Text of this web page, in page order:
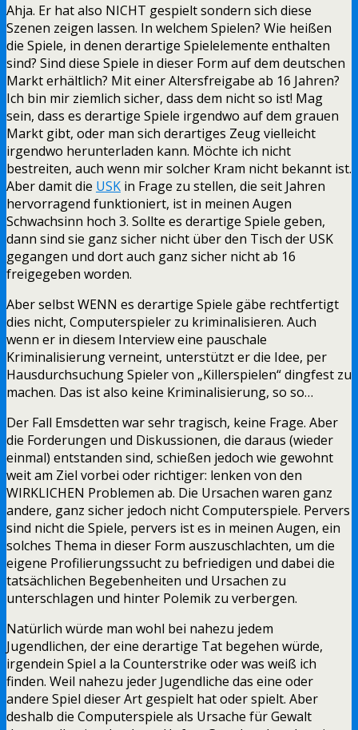
Ahja. Er hat also NICHT gespielt sondern sich diese
Szenen zeigen lassen. In welchem Spielen? Wie heißen
die Spiele, in denen derartige Spielelemente enthalten
sind? Sind diese Spiele in dieser Form auf dem deutschen
Markt erhältlich? Mit einer Altersfreigabe ab 16 Jahren?
Ich bin mir ziemlich sicher, dass dem nicht so ist! Mag
sein, dass es derartige Spiele irgendwo auf dem grauen
Markt gibt, oder man sich derartiges Zeug vielleicht
irgendwo herunterladen kann. Möchte ich nicht
bestreiten, auch wenn mir solcher Kram nicht bekannt ist.
Aber damit die USK in Frage zu stellen, die seit Jahren
hervorragend funktioniert, ist in meinen Augen
Schwachsinn hoch 3. Sollte es derartige Spiele geben,
dann sind sie ganz sicher nicht über den Tisch der USK
gegangen und dort auch ganz sicher nicht ab 16
freigegeben worden.
Aber selbst WENN es derartige Spiele gäbe rechtfertigt
dies nicht, Computerspieler zu kriminalisieren. Auch
wenn er in diesem Interview eine pauschale
Kriminalisierung verneint, unterstützt er die Idee, per
Hausdurchsuchung Spieler von „Killerspielen“ dingfest zu
machen. Das ist also keine Kriminalisierung, so so…
Der Fall Emsdetten war sehr tragisch, keine Frage. Aber
die Forderungen und Diskussionen, die daraus (wieder
einmal) entstanden sind, schießen jedoch wie gewohnt
weit am Ziel vorbei oder richtiger: lenken von den
WIRKLICHEN Problemen ab. Die Ursachen waren ganz
andere, ganz sicher jedoch nicht Computerspiele. Pervers
sind nicht die Spiele, pervers ist es in meinen Augen, ein
solches Thema in dieser Form auszuschlachten, um die
eigene Profilierungssucht zu befriedigen und dabei die
tatsächlichen Begebenheiten und Ursachen zu
unterschlagen und hinter Polemik zu verbergen.
Natürlich würde man wohl bei nahezu jedem
Jugendlichen, der eine derartige Tat begehen würde,
irgendein Spiel a la Counterstrike oder was weiß ich
finden. Weil nahezu jeder Jugendliche das eine oder
andere Spiel dieser Art gespielt hat oder spielt. Aber
deshalb die Computerspiele als Ursache für Gewalt